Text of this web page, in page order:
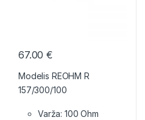
67.00€
Modelis REOHM R
157/300/100
Varža: 100 Ohm